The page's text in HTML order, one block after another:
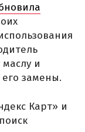
и
замены.
Карт» и
поиск